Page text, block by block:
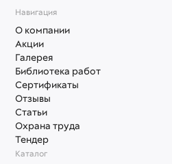
Навигация
О компании
Акции
Галерея
Библиотека работ
Сертификаты
Отзывы
Статьи
Охрана труда
Тендер
Каталог